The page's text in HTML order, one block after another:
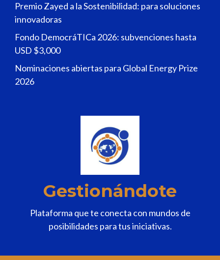
Premio Zayed a la Sostenibilidad: para soluciones
innovadoras
Fondo DemocráTICa 2026: subvenciones hasta
USD $3,000
Nominaciones abiertas para Global Energy Prize
2026
Gestionándote
Plataforma que te conecta con mundos de
posibilidades para tus iniciativas.